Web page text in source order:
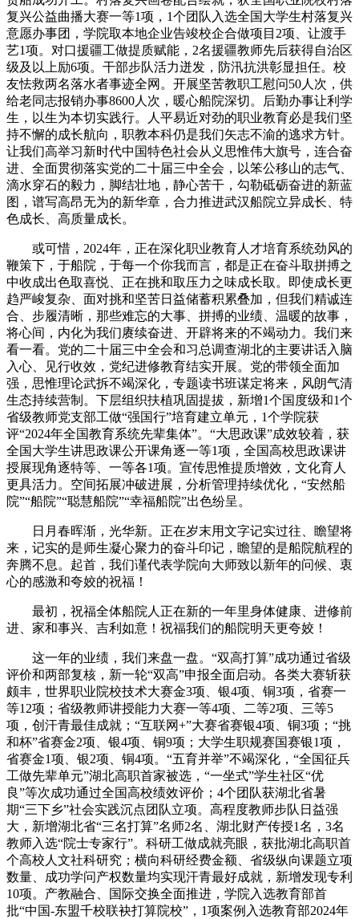
复兴公益曲播大赛一等1项，1个团队入选全国大学生村落复兴
意愿办事团，学院取本地企业告竣校企合做项目2项、让渡手
艺1项。对口援疆工做提质赋能，2名援疆教师先后获得自治区
级及以上励6项。干部步队活力迸发，防汛抗洪彰显担任。校
友怯救两名落水者事迹全网。开展坚苦教职工慰问50人次，供
给老同志报销办事8600人次，暖心船院深切。后勤办事让利学
生，以生为本切实践行。人平易近对劲的职业教育必是我们坚
持不懈的成长航向，职教本科仍是我们矢志不渝的逃求方针。
让我们高举习新时代中国特色社会从义思惟伟大旗号，连合奋
进、全面贯彻落实党的二十届三中全会，以笨公移山的志气、
滴水穿石的毅力，脚结壮地，静心苦干，勾勒砥砺奋进的新蓝
图，谱写高昂无为的新华章，合力推进武汉船院立异成长、特
色成长、高质量成长。
或可惜，2024年，正在深化职业教育人才培育系统劲风的
鞭策下，于船院，于每一个你我而言，都是正在奋斗取拼搏之
中收成出色取喜悦、正在挑和取压力之味成长取。即使成长更
趋严峻复杂、面对挑和坚苦日益储蓄积累叠加，但我们精诚连
合、步履清晰，那些难忘的大事、拼搏的业绩、温暖的故事，
将心间，内化为我们赓续奋进、开辟将来的不竭动力。我们来
看一看。党的二十届三中全会和习总调查湖北的主要讲话入脑
入心、见行收效，党纪进修教育结实开展。党的带领全面加
强，思惟理论武拆不竭深化，专题读书班谋定将来，风朗气清
生态持续营制。下层组织扶植巩固提拔，新增1个国度级和1个
省级教师党支部工做“强国行”培育建立单元，1个学院获
评“2024年全国教育系统先辈集体”。“大思政课”成效较着，获
全国大学生讲思政课公开课角逐一等1项，全国高校思政课讲
授展现角逐特等、一等各1项。宣传思惟提质增效，文化育人
更具活力。空间拓展冲破进展，分析管理持续优化，“安然船
院”“船院”“聪慧船院”“幸福船院”出色纷呈。
日月春晖渐，光华新。正在岁末用文字记实过往、瞻望将
来，记实的是师生凝心聚力的奋斗印记，瞻望的是船院航程的
奔腾不息。起首，我们谨代表学院向大师致以新年的问候、衷
心的感激和夸姣的祝福！
最初，祝福全体船院人正在新的一年里身体健康、进修前
进、家和事兴、吉利如意！祝福我们的船院明天更夸姣！
这一年的业绩，我们来盘一盘。“双高打算”成功通过省级
评价和两部复核，新一轮“双高”申报全面启动。各类大赛斩获
颇丰，世界职业院校技术大赛金3项、银4项、铜3项，省赛一
等12项；省级教师讲授能力大赛一等4项、二等2项、三等5
项，创汗青最佳成就；“互联网+”大赛省赛银4项、铜3项；“挑
和杯”省赛金2项、银4项、铜9项；大学生职规赛国赛银1项，
省赛金1项、银2项、铜4项。“五育并举”不竭深化，“全国征兵
工做先辈单元”湖北高职首家被选，“一坐式”学生社区“优
良”等次成功通过全国高校绩效评价；4个团队获湖北省暑
期“三下乡”社会实践沉点团队立项。高程度教师步队日益强
大，新增湖北省“三名打算”名师2名、湖北财产传授1名，3名
教师入选“院士专家行”。科研工做成就亮眼，获批湖北高职首
个高校人文社科研究；横向科研经费金额、省级纵向课题立项
数量、成功学问产权数量均实现汗青最好成就，新增发现专利
10项。产教融合、国际交换全面推进，学院入选教育部首
批“中国-东盟千校联袂打算院校”，1项案例入选教育部2024年